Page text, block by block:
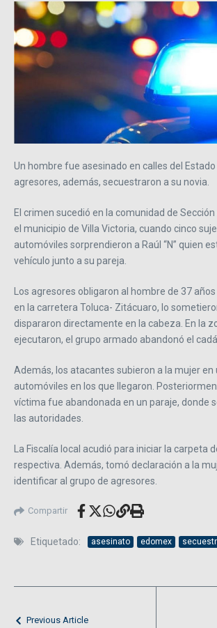
Un hombre fue asesinado en calles del Estado
agresores, además, secuestraron a su novia.
El crimen sucedió en la comunidad de Sección
el municipio de Villa Victoria, cuando cinco
automóviles sorprendieron a Raúl “N” quien
vehículo junto a su pareja.
Los agresores obligaron al hombre de 37
en la carretera Toluca- Zitácuaro, lo
dispararon directamente en la cabeza. En la
ejecutaron, el grupo armado abandonó el
Además, los atacantes subieron a la mujer en
automóviles en los que llegaron.
víctima fue abandonada en un paraje, donde
las autoridades.
La Fiscalía local acudió para iniciar la carpeta
respectiva. Además, tomó declaración a la
identificar al grupo de agresores.
Compartir
Etiquetado: asesinato edomex
Previous Article